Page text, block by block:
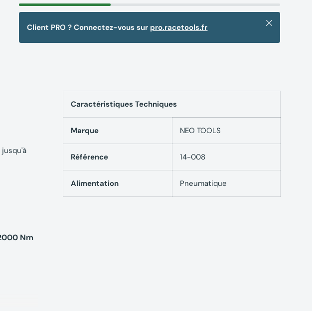
Client PRO ? Connectez-vous sur pro.racetools.fr Fermer
Nm
Caractéristiques Techniques
Marque NEO TOOLS
Référence 14-008
Alimentation Pneumatique